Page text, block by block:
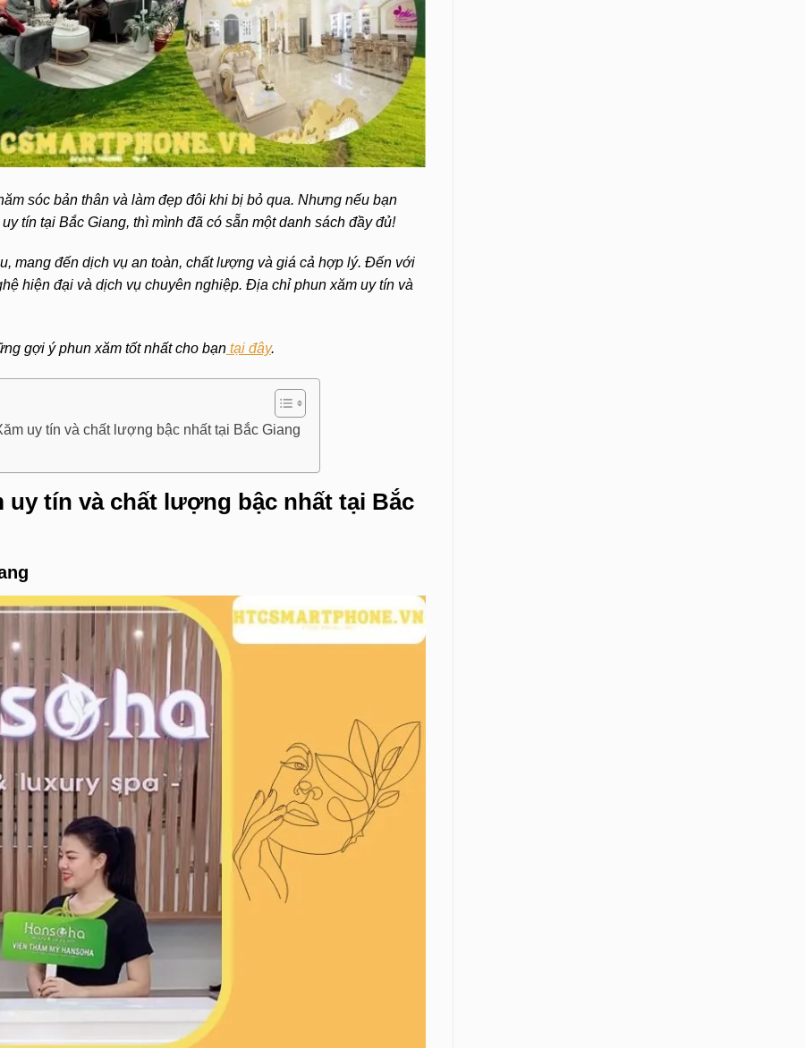
sóc bản thân và làm đẹp đôi khi bị bỏ qua. Nhưng nếu bạn
tín tại Bắc Giang, thì mình đã có sẵn một danh sách đầy đủ!
mang đến dịch vụ an toàn, chất lượng và giá cả hợp lý. Đến với
hiện đại và dịch vụ chuyên nghiệp. Địa chỉ phun xăm uy tín và
gợi ý phun xăm tốt nhất cho bạn tại đây.
uy tín và chất lượng bậc nhất tại Bắc Giang
uy tín và chất lượng bậc nhất tại Bắc